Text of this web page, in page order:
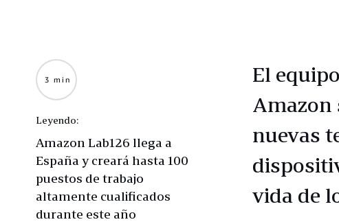
El
Amazon
nuevas
vida de
3 min
Leyendo:
Amazon Lab126 llega a
España y creará hasta 100
puestos de trabajo
altamente cualificados
durante este año